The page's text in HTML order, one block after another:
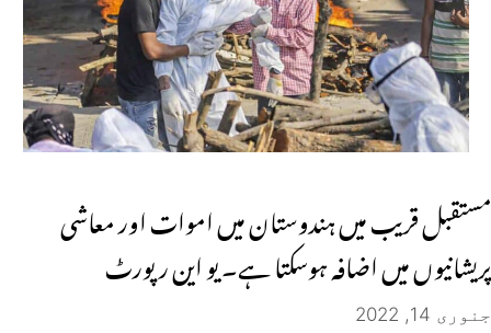
مستقبل قریب میں ہندوستان میں اموات اور معاشی
پریشانیوں میں اضافہ ہوسکتا ہے۔ یو این رپورٹ
جنوری 14, 2022